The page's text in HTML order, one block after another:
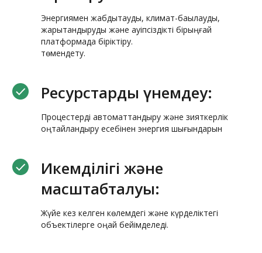
Энергиямен жабдықтауды, климат-бақылауды,
жарықтандыруды және қауіпсіздікті бірыңғай
платформада біріктіру.
төмендету.
Ресурстарды үнемдеу:
Процестерді автоматтандыру және зияткерлік
оңтайландыру есебінен энергия шығындарын
Икемділігі және
масштабталуы:
Жүйе кез келген көлемдегі және күрделіктегі
объектілерге оңай бейімделеді.